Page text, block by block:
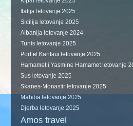
Italija letovanje 2025
Sicilija letovanje 2025
Albanija letovanje 2024.
Tunis letovanje 2025
Port el Kantaui letovanje 2025
Hamamet i Yasmine Hamamet letovanje
Sus letovanje 2025
Skanes-Monastir letovanje 2025
Mahdia letovanje 2025
Djerba letovanje 2025
Amos travel